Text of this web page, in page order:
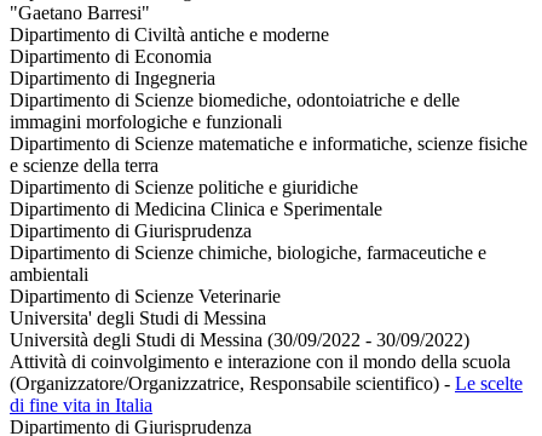
"Gaetano Barresi"
Dipartimento di Civiltà antiche e moderne
Dipartimento di Economia
Dipartimento di Ingegneria
Dipartimento di Scienze biomediche, odontoiatriche e delle
immagini morfologiche e funzionali
Dipartimento di Scienze matematiche e informatiche, scienze fisiche
e scienze della terra
Dipartimento di Scienze politiche e giuridiche
Dipartimento di Medicina Clinica e Sperimentale
Dipartimento di Giurisprudenza
Dipartimento di Scienze chimiche, biologiche, farmaceutiche e
ambientali
Dipartimento di Scienze Veterinarie
Universita' degli Studi di Messina
Università degli Studi di Messina (30/09/2022 - 30/09/2022)
Attività di coinvolgimento e interazione con il mondo della scuola
(Organizzatore/Organizzatrice, Responsabile scientifico) - Le scelte
di fine vita in Italia
Dipartimento di Giurisprudenza